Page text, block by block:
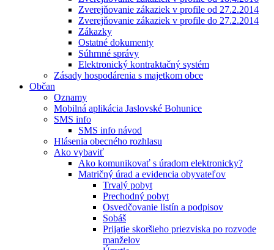
Zverejňovanie zákaziek v profile od 27.2.2014
Zverejňovanie zákaziek v profile do 27.2.2014
Zákazky
Ostatné dokumenty
Súhrnné správy
Elektronický kontraktačný systém
Zásady hospodárenia s majetkom obce
Občan
Oznamy
Mobilná aplikácia Jaslovské Bohunice
SMS info
SMS info návod
Hlásenia obecného rozhlasu
Ako vybaviť
Ako komunikovať s úradom elektronicky?
Matričný úrad a evidencia obyvateľov
Trvalý pobyt
Prechodný pobyt
Osvedčovanie listín a podpisov
Sobáš
Prijatie skoršieho priezviska po rozvode
manželov